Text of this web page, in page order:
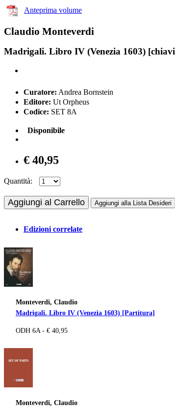
Anteprima volume
Claudio Monteverdi
Madrigali. Libro IV (Venezia 1603)
Curatore: Andrea Bornstein
Editore: Ut Orpheus
Codice: SET 8A
Disponibile
€ 40,95
Quantità:
Aggiungi al Carrello Aggiungi alla Lista Desideri
Edizioni correlate
Monteverdi, Claudio
Madrigali. Libro IV (Venezia 1603) [Partitura]
ODH 6A - € 40,95
Monteverdi, Claudio